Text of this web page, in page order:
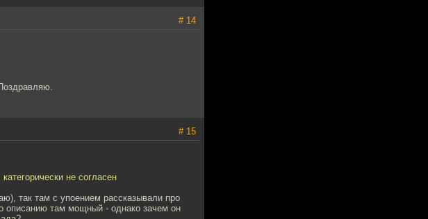
# 14
# 15
не согласен
так там с упоением рассказывали про
описанию там мощный - однако зачем он